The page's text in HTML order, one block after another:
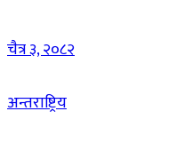
चैत्र ३, २०८२
अन्तराष्ट्रिय